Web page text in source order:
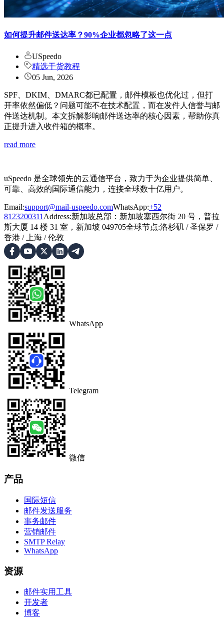
如何提升邮件送达率？90%企业都忽略了这一点
USpeedo
精选干货教程
05 Jun, 2026
SPF、DKIM、DMARC都已配置，邮件模板也优化过，但打
开率依然偏低？问题可能不在技术配置，而在发件人信誉与邮
件送达机制。本文拆解影响邮件送达率的核心因素，帮助你真
正提升进入收件箱的概率。
read more
uSpeedo 是全球领先的云通信平台，致力于为企业提供简单、
可靠、高效的国际通信能力，连接全球数十亿用户。
Email:support@mail-uspeedo.comWhatsApp:+52
8123200311 Address:新加坡总部：新加坡塞西尔街 20 号，普拉
斯大厦 14 楼 31 室，新加坡 049705全球节点:洛杉矶 /圣保罗 /
香港 / 上海 /伦敦
WhatsApp
Telegram
微信
产品
国际短信
邮件发送服务
事务邮件
营销邮件
SMTP Relay
WhatsApp
资源
邮件实用工具
开发者
博客